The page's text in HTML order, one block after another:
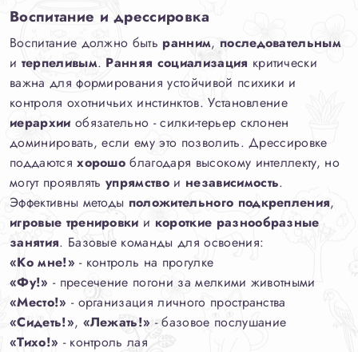
Воспитание и дрессировка
Воспитание должно быть ранним, последовательным
и терпеливым. Ранняя социализация критически
важна для формирования устойчивой психики и
контроля охотничьих инстинктов. Установление
иерархии обязательно - силки-терьер склонен
доминировать, если ему это позволить. Дрессировке
поддаютсяхорошо благодаря высокому интеллекту, но
могут проявлятьупрямство и независимость.
Эффективны методы положительного подкрепления,
игровые тренировки и короткие разнообразные
занятия. Базовые команды для освоения:
«Ко мне!» - контроль на прогулке
«Фу!» - пресечение погони за мелкими животными
«Место!» - организация личного пространства
«Сидеть!», «Лежать!»- базовое послушание
«Тихо!» - контроль лая